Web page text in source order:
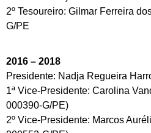
2º Tesoureiro: Gilmar Ferreira
G/PE
2016 – 2018
Presidente: Nadja Regueira
1ª Vice-Presidente: Carolina
000390-G/PE)
2º Vice-Presidente: Marcos